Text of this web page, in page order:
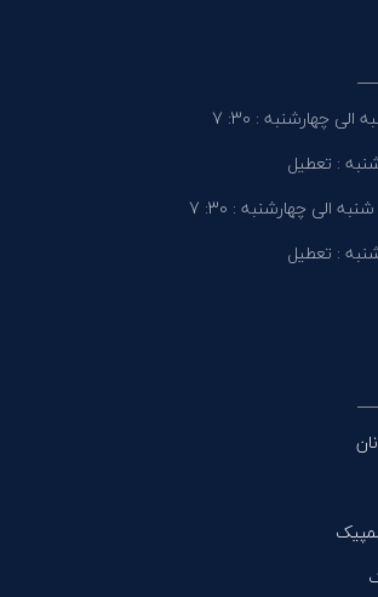
چهارشنبه : 30: 7
الی چهارشنبه : 30: 7